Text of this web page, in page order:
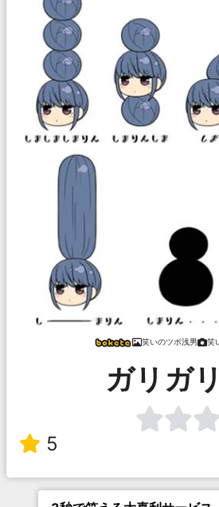
笑いのツボ浅男 笑
ガリガ
5